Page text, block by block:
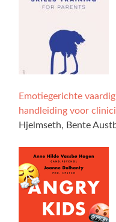
Emotiegerichte
handleiding voor
Hjelmseth, Bente